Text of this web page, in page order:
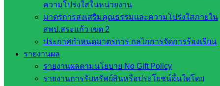
ความโปร่งใสในหน่วยงาน
มาตรการส่งเสริมคุณธรรมและความโปร่งใสภายใน
สพป.สระแก้ว เขต 2
ประกาศกำหนดมาตรการ กลไกการจัดการร้องเรียน
รายงานผล
รายงานผลตามนโยบาย No Gift Policy
รายงานการรับทรัพย์สินหรือประโยชน์อื่นใดโดย
ส.ก.ส.ค
หน่วยงาน
ในจังหวัด
สระแก้ว